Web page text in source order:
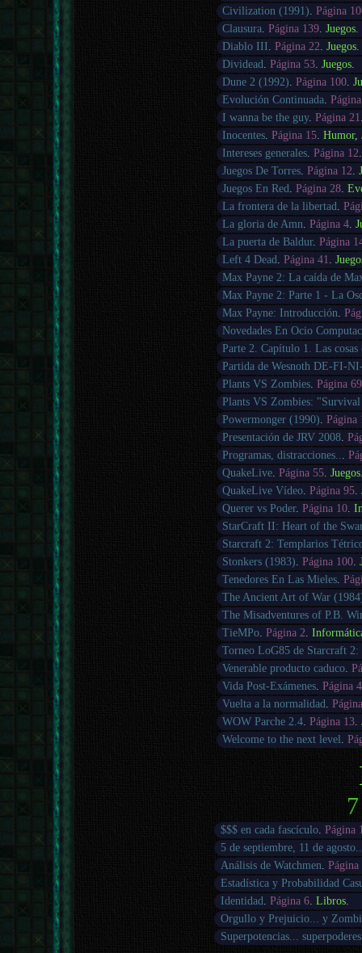
Civilization (1991) .Página
Clausura .Página 139 .Juegos
Diablo III .Página 22 .Juegos
Dividead .Página 53 .Juegos
Dune 2 (1992) .Página 100 .
Evolución Continuada .
I wanna be the guy.Página 21
Inocentes .Página 15 .Humor,
Intereses generales .Página 12
Juegos De Torres .Página 12 .
Juegos En Red .Página 28 .
La frontera de la libertad .
La gloria de Amn .Página 4 .
La puerta de Baldur.Página
Left 4 Dead .Página 41 .
Max Payne 2: La caída de
Max Payne 2: Parte 1 - La
Max Payne: Introducción .
Novedades En Ocio
Parte 2. Capítulo 1. Las
Partida de Wesnoth DE-FI-
Plants VS Zombies .Página 69
Plants VS Zombies:
Powermonger (1990) .Página
Presentación de JRV 2008 .
Programas, distracciones..
.
QuakeLive .Página 55 .Juegos
QuakeLive Vídeo .Página 95 .
Querer vs Poder.Página 10 .
StarCraft II: Heart of the
Starcraft 2: Templarios
Stonkers (1983) .Página 100 .
Tenedores En Las Mieles .
The Ancient Art of War
The Misadventures of P.B.
TieMPo .Página 2 .
Torneo LoG85 de Starcraft
Venerable producto caduco .
Vida Post-Exámenes .Página
Vuelta a la normalidad .
WOW Parche 2.4 .Página 13 .
Welcome to the next level .
$$$ en cada fascículo. Página
5 de septiembre, 11 de
Análisis de Watchmen. Página
Estadística y Probabilidad
Identidad. Página 6. Libros.
Orgullo y Prejuicio... y
Superpotencias... superpoderes